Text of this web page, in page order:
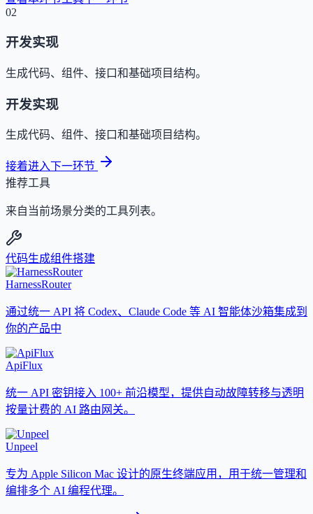
02
开发实现
生成代码、组件、接口和基础项目结构。
开发实现
生成代码、组件、接口和基础项目结构。
接着进入下一环节
推荐工具
来自当前场景分类的工具列表。
代码生成组件搭建
HarnessRouter
通过统一 API 将 Codex、Claude Code 等 AI 智能体沙箱集成到
你的产品中
ApiFlux
统一 API 密钥接入 100+ 前沿模型，提供自动故障转移与透明
按量计费的 AI 路由网关。
Unpeel
专为 Apple Silicon Mac 设计的原生终端应用，用于统一管理和
编排多个 AI 编程代理。